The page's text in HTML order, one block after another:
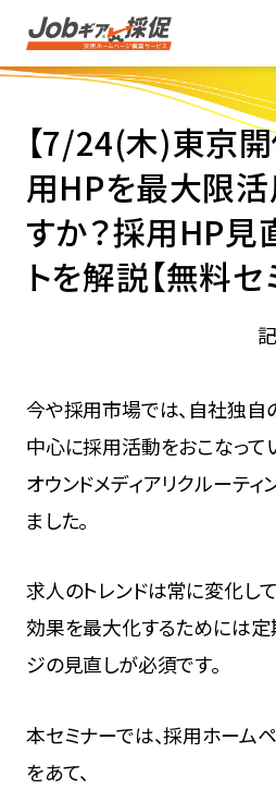
【7/24(木)東京
用HPを最大限活
すか？採用HP見
トを解説【無料セ
今や採用市場では、自社独
中心に採用活動をおこなって
オウンドメディアリクルーテ
ました。
求人のトレンドは常に変化して
効果を最大化するためには
ジの見直しが必須です。
本セミナーでは、採用ホーム
をあて、